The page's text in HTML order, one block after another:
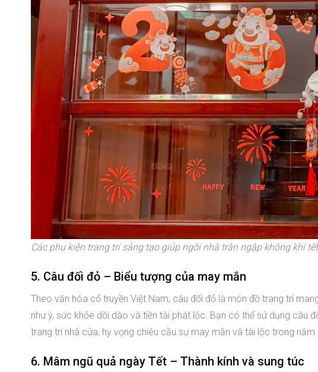
Các phụ kiện trang trí sáng tạo giúp ngôi nhà tràn ngập không khí tết
5. Câu đối đỏ – Biểu tượng của may mắn
Theo văn hóa cổ truyền Việt Nam, câu đối đỏ là món đồ trang trí
như ý, sức khỏe dồi dào và tiền tài phát lộc. Bạn có thể sử dụng câu
trang trí nhà cửa, hy vọng chiêu cầu sự may mắn và tài lộc trong năm
6. Mâm ngũ quả ngày Tết – Thành kính và sung túc